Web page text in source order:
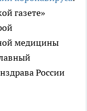
газете»
медицины
России